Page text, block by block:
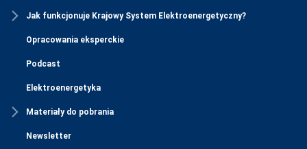
Jak funkcjonuje Krajowy System Elektroenergetyczny?
Opracowania eksperckie
Podcast
Elektroenergetyka
Materiały do pobrania
Newsletter